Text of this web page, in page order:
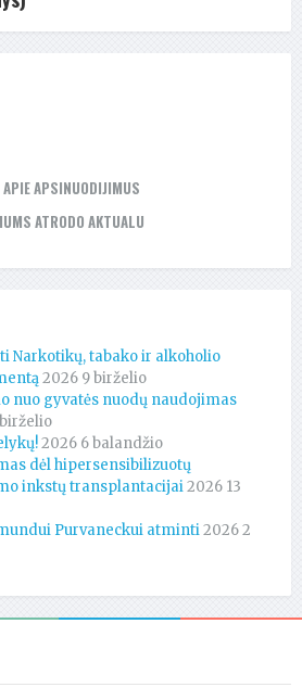
APIE APSINUODIJIMUS
ATRODO AKTUALU
Narkotikų, tabako ir alkoholio
2026 9 birželio
nuo gyvatės nuodų naudojimas
2026 6 balandžio
dėl hipersensibilizuotų
inkstų transplantacijai2026 13
Purvaneckui atminti2026 2